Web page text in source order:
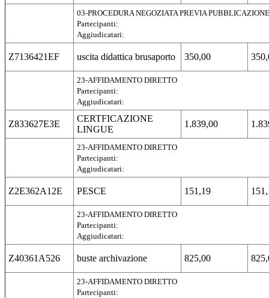
03-PROCEDURA NEGOZIATA PREVIA PUBBLICAZIONE
Partecipanti:
Aggiudicatari:
Z7136421EF uscita didattica brusaporto 350,00
23-AFFIDAMENTO DIRETTO
Partecipanti:
Aggiudicatari:
Z833627E3E
CERTFICAZIONE
LINGUE
1.839,00
23-AFFIDAMENTO DIRETTO
Partecipanti:
Aggiudicatari:
Z2E362A12E PESCE 151,19
23-AFFIDAMENTO DIRETTO
Partecipanti:
Aggiudicatari:
Z40361A526 buste archivazione 825,00
23-AFFIDAMENTO DIRETTO
Partecipanti: